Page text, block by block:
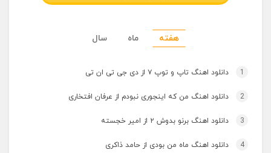
هفته ماه سال
1 دانلود اهنگ تاپ و توپ ۷ از دی جی تی ان تی
2 دانلود اهنگ من که اینجوری نبودم از عرفان افتخاری
3 دانلود اهنگ برنو بدوش ۲ از امیر خجسته
4 دانلود اهنگ ماه من بودی از حامد ذاکری